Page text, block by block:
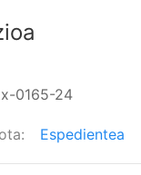
0165-24
Espedientea